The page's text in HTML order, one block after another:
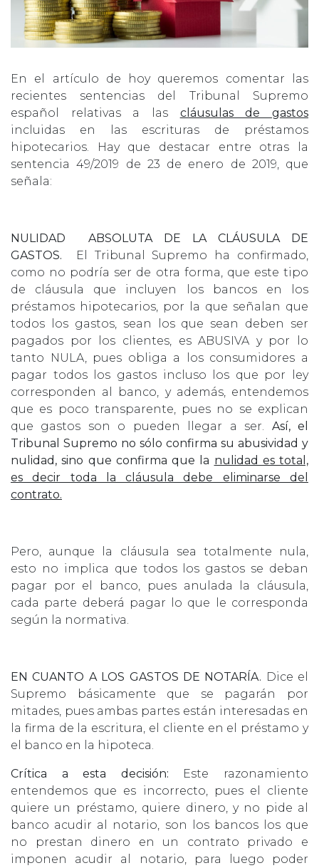
En el artículo de hoy queremos comentar las
recientes sentencias del Tribunal Supremo
español relativas a las cláusulas de gastos
incluidas en las escrituras de préstamos
hipotecarios. Hay que destacar entre otras la
sentencia 49/2019 de 23 de enero de 2019, que
señala:
NULIDAD ABSOLUTA DE LA CLÁUSULA DE
GASTOS.
El Tribunal Supremo ha confirmado,
como no podría ser de otra forma, que este tipo
de cláusula que incluyen los bancos en los
préstamos hipotecarios, por la que señalan que
todos los gastos, sean los que sean deben ser
pagados por los clientes, es ABUSIVA y por lo
tanto NULA, pues obliga a los consumidores a
pagar todos los gastos incluso los que por ley
corresponden al banco, y además, entendemos
que es poco transparente, pues no se explican
que gastos son o pueden llegar a ser. Así, el
Tribunal Supremo no sólo confirma su abusividad y
nulidad, sino que confirma que la nulidad es total,
es decir toda la cláusula debe eliminarse del
contrato.
Pero, aunque la cláusula sea totalmente nula,
esto no implica que todos los gastos se deban
pagar por el banco, pues anulada la cláusula,
cada parte deberá pagar lo que le corresponda
según la normativa.
EN CUANTO A LOS GASTOS DE NOTARÍA. Dice el
Supremo básicamente que se pagarán por
mitades, pues ambas partes están interesadas en
la firma de la escritura, el cliente en el préstamo y
el banco en la hipoteca.
Crítica a esta decisión: Este razonamiento
entendemos que es incorrecto, pues el cliente
quiere un préstamo, quiere dinero, y no pide al
banco acudir al notario, son los bancos los que
no prestan dinero en un contrato privado e
imponen acudir al notario, para luego poder